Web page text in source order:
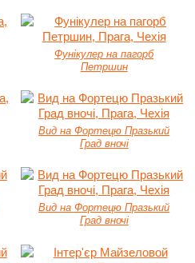
Фунікулер на пагорб
Петршин
Вид на Фортецю Празький
Град вночі
Вид на Фортецю Празький
Град вночі